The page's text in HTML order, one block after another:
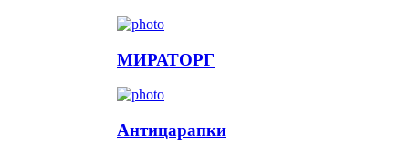
МИРАТОРГ
Антицарапки